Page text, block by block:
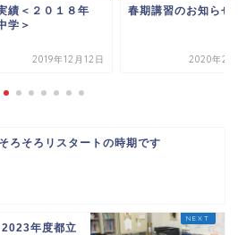
績＜２０１８年
学＞
2019年12月12日
春期講習のお知らせ
2020年2
そろそろリスタートの時期です
2023年度都立